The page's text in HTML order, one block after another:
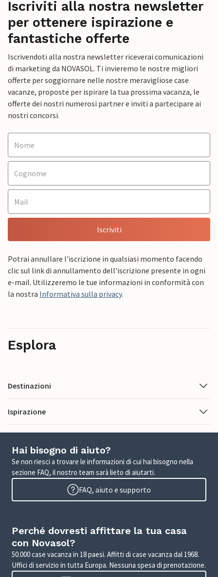
Iscriviti alla nostra newsletter
per ottenere ispirazione e
fantastiche offerte
Iscrivendoti alla nostra newsletter riceverai comunicazioni
di marketing da NOVASOL. Ti invieremo le nostre migliori
offerte per soggiornare nelle nostre meravigliose case
vacanze, proposte per ispirare la tua prossima vacanza, le
offerte dei nostri numerosi partner e inviti a partecipare ai
nostri concorsi.
Iscriviti
Potrai annullare l'iscrizione in qualsiasi momento facendo
clic sul link di annullamento dell'iscrizione presente in ogni
e-mail. Utilizzeremo le tue informazioni in conformità con
la nostra Informativa sulla privacy.
Esplora
Destinazioni
Ispirazione
Hai bisogno di aiuto?
Se non riesci a trovare le informazioni di cui hai bisogno nella
sezione FAQ, il nostro team sarà lieto di aiutarti.
FAQ, aiuto e supporto
Perché dovresti affittare la tua casa
con Novasol?
50.000 case vacanza in 18 paesi. Affitti di case vacanza dal 1968.
Uffici di servizio in tutta Europa. Nessuna spesa di prenotazione.